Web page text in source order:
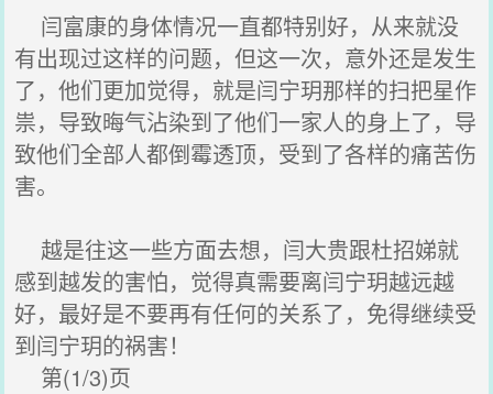
闫富康的身体情况一直都特别好，从来就没
有出现过这样的问题，但这一次，意外还是发生
了，他们更加觉得，就是闫宁玥那样的扫把星作
祟，导致晦气沾染到了他们一家人的身上了，导
致他们全部人都倒霉透顶，受到了各样的痛苦伤
害。
越是往这一些方面去想，闫大贵跟杜招娣就
感到越发的害怕，觉得真需要离闫宁玥越远越
好，最好是不要再有任何的关系了，免得继续受
到闫宁玥的祸害！
第(1/3)页